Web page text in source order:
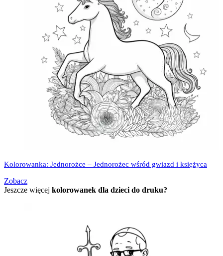
Kolorowanka: Jednorożce – Jednorożec wśród gwiazd i księżyca
Zobacz
Jeszcze więcej kolorowanek dla dzieci do druku?